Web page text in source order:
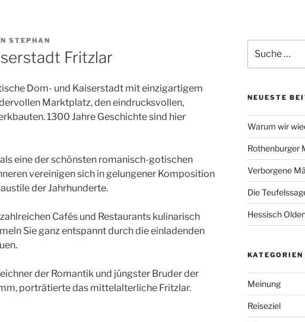
STEPHAN
Fritzlar
Dom- und Kaiserstadt mit einzigartigem
Marktplatz, den eindrucksvollen,
1300 Jahre Geschichte sind hier
eine der schönsten romanisch-gotischen
vereinigen sich in gelungener Komposition
der Jahrhunderte.
Cafés und Restaurants kulinarisch
Sie ganz entspannt durch die einladenden
der Romantik und jüngster Bruder der
porträtierte das mittelalterliche Fritzlar.
nach:
NEUESTE
Warum wir
Rothenburger
Verborgene
Die
Hessisch
KATEGORIEN
Meinung
Reiseziel